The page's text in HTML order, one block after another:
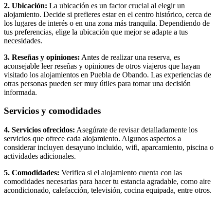
2. Ubicación: La ubicación es un factor crucial al elegir un
alojamiento. Decide si prefieres estar en el centro histórico, cerca de
los lugares de interés o en una zona más tranquila. Dependiendo de
tus preferencias, elige la ubicación que mejor se adapte a tus
necesidades.
3. Reseñas y opiniones: Antes de realizar una reserva, es
aconsejable leer reseñas y opiniones de otros viajeros que hayan
visitado los alojamientos en Puebla de Obando. Las experiencias de
otras personas pueden ser muy útiles para tomar una decisión
informada.
Servicios y comodidades
4. Servicios ofrecidos: Asegúrate de revisar detalladamente los
servicios que ofrece cada alojamiento. Algunos aspectos a
considerar incluyen desayuno incluido, wifi, aparcamiento, piscina o
actividades adicionales.
5. Comodidades: Verifica si el alojamiento cuenta con las
comodidades necesarias para hacer tu estancia agradable, como aire
acondicionado, calefacción, televisión, cocina equipada, entre otros.